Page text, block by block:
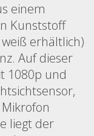
einem
Kunststoff
erhältlich)
Auf dieser
1080p und
liegt der